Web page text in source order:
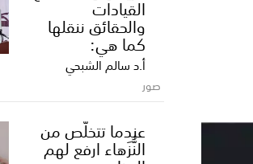
القيادات
والحقائق ننقلها
كما هي:
أ.د سالم الشبحي
صور
عندما تتخلّص من
النُّزَهاء ارفع لهم